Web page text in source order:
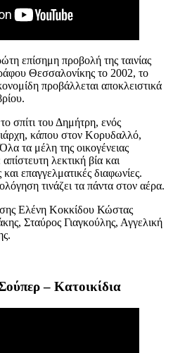
επίσημη προβολή της ταινίας
Θεσσαλονίκης το 2002, το
προβάλλεται αποκλειστικά
σπίτι του Δημήτρη, ενός
κάπου στον Κορυδαλλό,
τα μέλη της οικογένειας
λεκτική βία και
επαγγελματικές διαφωνίες.
τινάζει τα πάντα στον αέρα.
Ελένη Κοκκίδου Κώστας
Σταύρος Γιαγκούλης, Αγγελική
.
– Κατοικίδια